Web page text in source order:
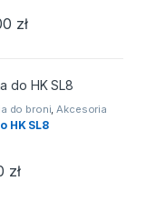
zł
do broni Akcesoria
,Celowniki, optyka
HK SL8
zł